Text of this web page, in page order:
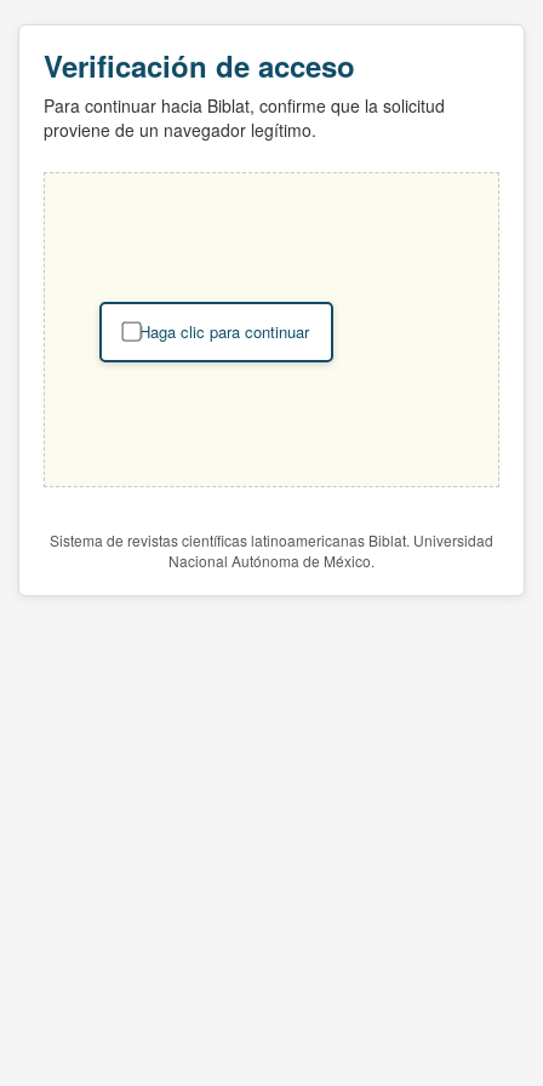
Verificación de acceso
Para continuar hacia Biblat, confirme que la solicitud
proviene de un navegador legítimo.
Haga clic para continuar
Sistema de revistas científicas latinoamericanas Biblat. Universidad
Nacional Autónoma de México.